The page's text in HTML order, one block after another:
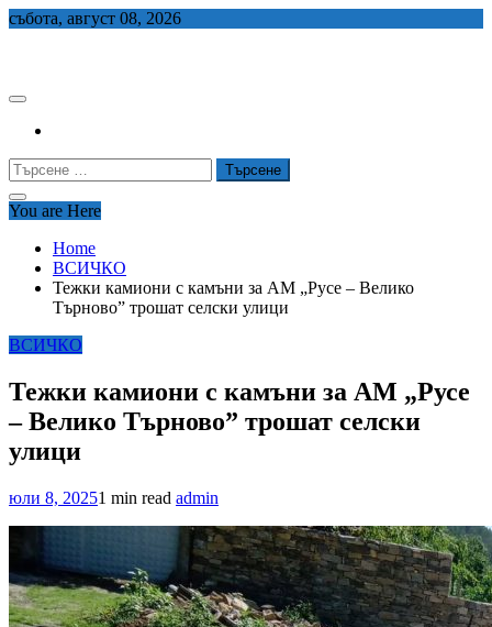
Skip
събота, август 08, 2026
Търсене
за:
You are Here
Home
ВСИЧКО
Тежки камиони с камъни за АМ „Русе – Велико
Търново” трошат селски улици
ВСИЧКО
Тежки камиони с камъни за АМ „Русе
– Велико Търново” трошат селски
улици
юли 8, 20251 min read admin